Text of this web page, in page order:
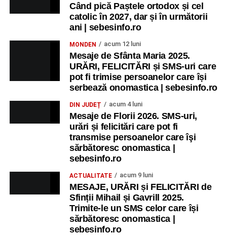
Când pică Paștele ortodox și cel
catolic în 2027, dar și în următorii
ani | sebesinfo.ro
MONDEN acum 12 luni
Mesaje de Sfânta Maria 2025.
URĂRI, FELICITĂRI și SMS-uri care
pot fi trimise persoanelor care își
serbează onomastica | sebesinfo.ro
DIN JUDEȚ acum 4 luni
Mesaje de Florii 2026. SMS-uri,
urări și felicitări care pot fi
transmise persoanelor care îşi
sărbătoresc onomastica |
sebesinfo.ro
ACTUALITATE acum 9 luni
MESAJE, URĂRI și FELICITĂRI de
Sfinții Mihail și Gavrill 2025.
Trimite-le un SMS celor care își
sărbătoresc onomastica |
sebesinfo.ro